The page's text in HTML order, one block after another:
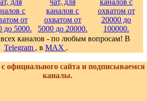
всех каналов - по любым вопросам! В
Telegram , в MAX .
с официального сайта и
каналы.